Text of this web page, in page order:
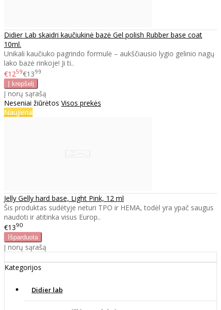
Didier Lab skaidri kaučiukinė bazė Gel polish Rubber base coat
10ml.
Unikali kaučiuko pagrindo formulė – aukščiausio lygio gelinio nagų
lako bazė rinkoje! Ji ti..
€1259€1399
Į norų sąrašą
Neseniai žiūrėtos Visos prekės
Naujiena
Jelly Gelly hard base, Light Pink, 12 ml
Šis produktas sudėtyje neturi TPO ir HEMA, todėl yra ypač saugus
naudoti ir atitinka visus Europ..
€1390
Į norų sąrašą
Kategorijos
Didier lab